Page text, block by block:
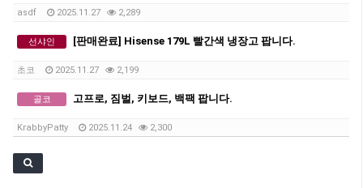
asdf 2025.11.27 2,289
선샤인 [판매완료] Hisense 179L 빨간색 냉장고 팝니다.
초코 2025.11.27 2,199
골코 고프로, 짐벌, 키보드, 백팩 팝니다.
KrabbyPatty 2025.11.24 2,300